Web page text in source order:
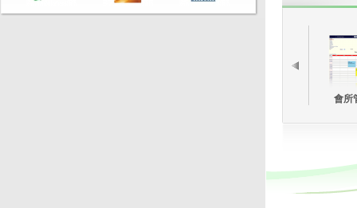
會所